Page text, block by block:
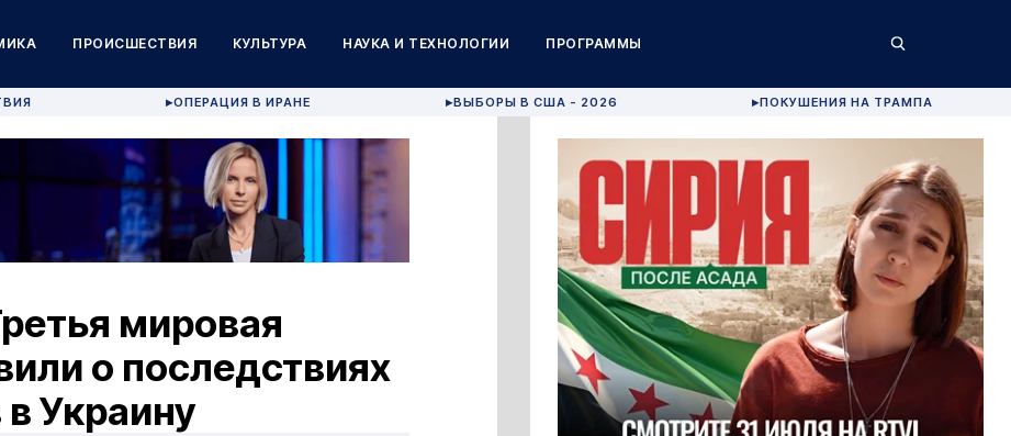
ПРОИСШЕСТВИЯ КУЛЬТУРА НАУКА И ТЕХНОЛОГИИ ПРОГРАММЫ
▶ОПЕРАЦИЯ В ИРАНЕ ▶ВЫБОРЫ В США - 2026 ▶ПОКУШЕНИЯ НА ТРАМПА
мировая
о последствиях
Украину